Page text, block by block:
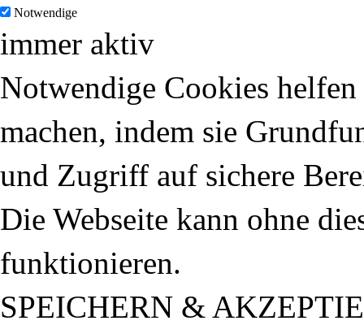
Notwendige
immer aktiv
Notwendige Cookies
machen, indem sie
und Zugriff auf sichere
Die Webseite kann ohne
funktionieren.
SPEICHERN &